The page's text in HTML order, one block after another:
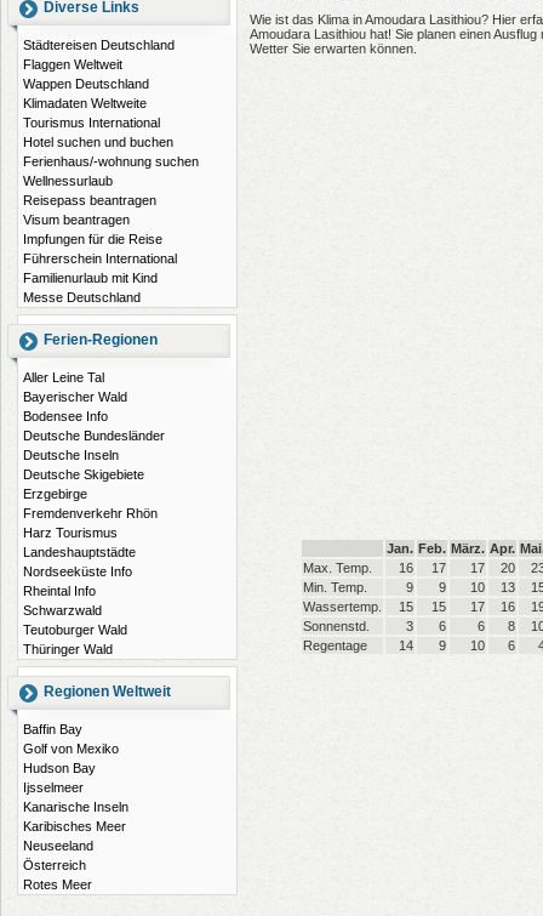
Diverse Links
Städtereisen Deutschland
Flaggen Weltweit
Wappen Deutschland
Klimadaten Weltweite
Tourismus International
Hotel suchen und buchen
Ferienhaus/-wohnung suchen
Wellnessurlaub
Reisepass beantragen
Visum beantragen
Impfungen für die Reise
Führerschein International
Familienurlaub mit Kind
Messe Deutschland
Ferien-Regionen
Aller Leine Tal
Bayerischer Wald
Bodensee Info
Deutsche Bundesländer
Deutsche Inseln
Deutsche Skigebiete
Erzgebirge
Fremdenverkehr Rhön
Harz Tourismus
Landeshauptstädte
Nordseeküste Info
Rheintal Info
Schwarzwald
Teutoburger Wald
Thüringer Wald
Regionen Weltweit
Baffin Bay
Golf von Mexiko
Hudson Bay
Ijsselmeer
Kanarische Inseln
Karibisches Meer
Neuseeland
Österreich
Rotes Meer
Wie ist das Klima in Amoudara Lasithiou? Hier
Amoudara Lasithiou hat! Sie planen einen
Wetter Sie erwarten können.
Jan. Feb. März. Apr.
Max. Temp.
16 17 17 20
Min. Temp.
9 9 10 13
Wassertemp.
15 15 17 16
Sonnenstd.
3 6 6 8
Regentage
14 9 10 6